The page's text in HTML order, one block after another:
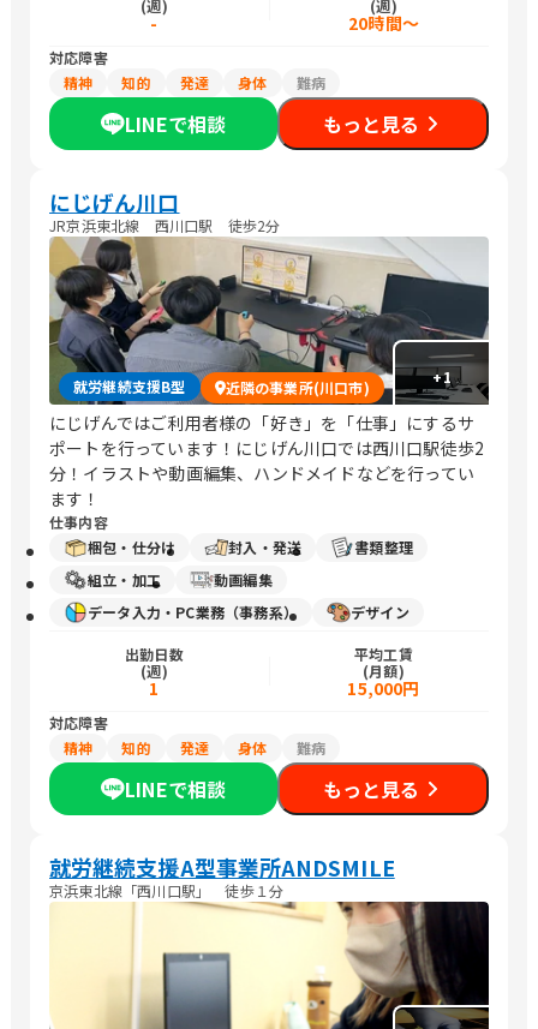
(週)
-
(週)
20時間～
対応障害
精神
知的 発達 身体 難病
LINEで相談 もっと見る
にじげん川口
JR京浜東北線 西川口駅 徒歩2分
+1
就労継続支援B型 近隣の事業所(川口市)
にじげんではご利用者様の「好き」を「仕事」にするサ
ポートを行っています！にじげん川口では西川口駅徒歩2
分！イラストや動画編集、ハンドメイドなどを行ってい
ます！
仕事内容
梱包・仕分け
封入・発送
書類整理
組立・加工
動画編集
データ入力・PC業務（事務系）
デザイン
出勤日数
(週)
1
平均工賃
(月額)
15,000円
対応障害
精神
知的 発達 身体 難病
LINEで相談 もっと見る
就労継続支援A型事業所ANDSMILE
京浜東北線「西川口駅」 徒歩１分